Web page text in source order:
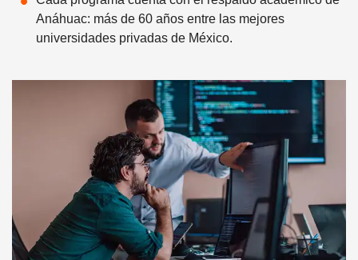
Anáhuac: más de 60 años entre las mejores
universidades privadas de México.